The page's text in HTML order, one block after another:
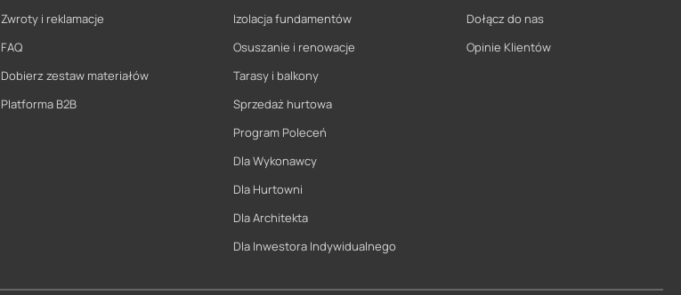
Zwroty i reklamacje
FAQ
Dobierz zestaw materiałów
Platforma B2B
Izolacja fundamentów
Osuszanie i renowacje
Tarasy i balkony
Sprzedaż hurtowa
Program Poleceń
Dla Wykonawcy
Dla Hurtowni
Dla Architekta
Dla Inwestora Indywidualnego
Dołącz do nas
Opinie Klientów